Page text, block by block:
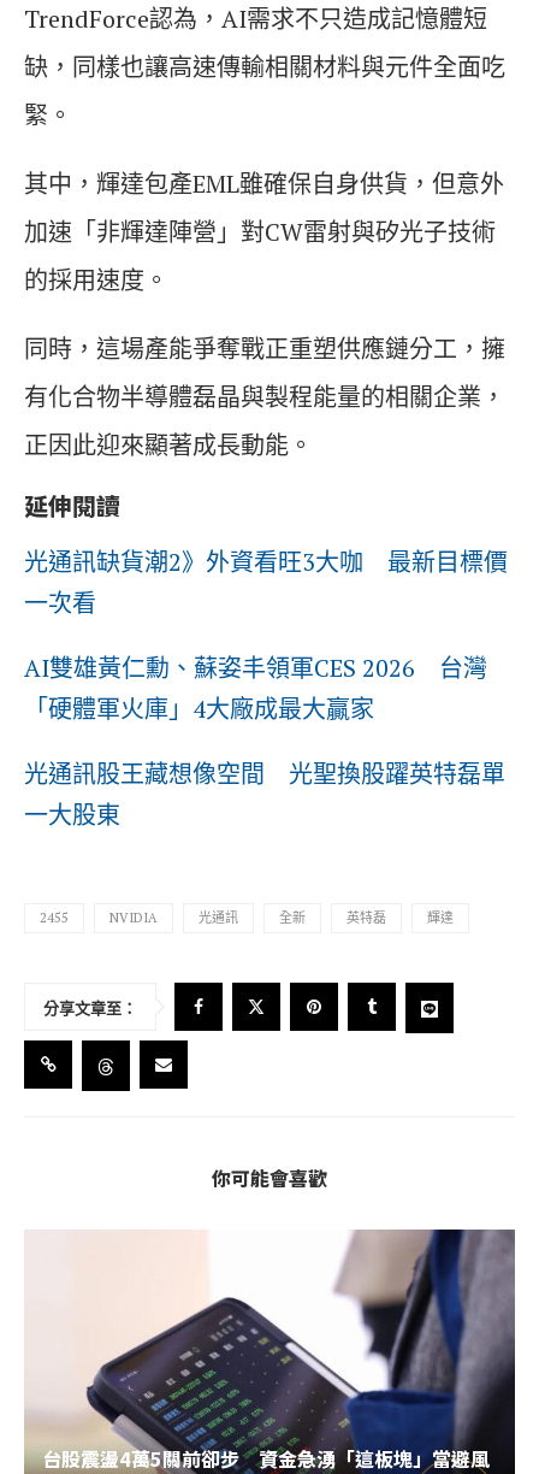
TrendForce認為，AI需求不只造成記憶體短
缺，同樣也讓高速傳輸相關材料與元件全面吃
緊。
其中，輝達包產EML雖確保自身供貨，但意外
加速「非輝達陣營」對CW雷射與矽光子技術
的採用速度。
同時，這場產能爭奪戰正重塑供應鏈分工，擁
有化合物半導體磊晶與製程能量的相關企業，
正因此迎來顯著成長動能。
延伸閱讀
光通訊缺貨潮2》外資看旺3大咖 最新目標價
一次看
AI雙雄黃仁勳、蘇姿丰領軍CES 2026 台灣
「硬體軍火庫」4大廠成最大贏家
光通訊股王藏想像空間 光聖換股躍英特磊單
一大股東
2455 NVIDIA 光通訊 全新 英特磊 輝達
分享文章至：
你可能會喜歡
台股震盪4萬5關前卻步 資金急湧「這板塊」當避風